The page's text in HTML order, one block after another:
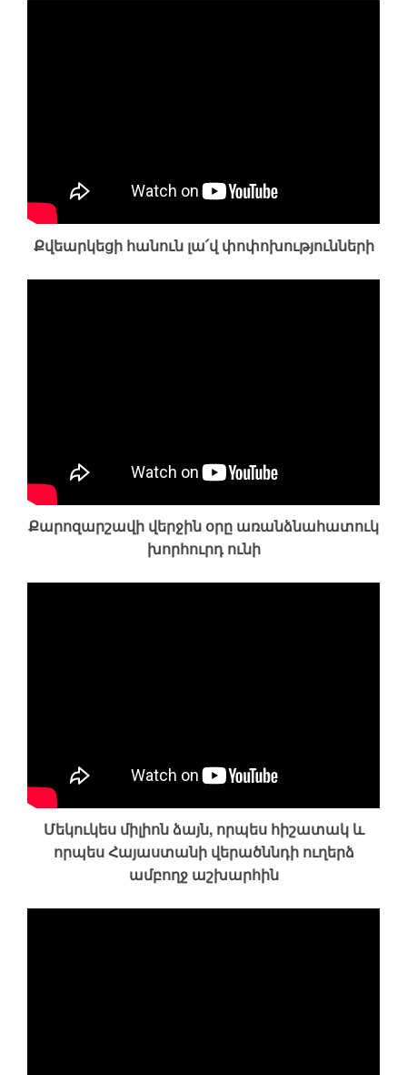
Քվեարկեցի հանուն լա՛վ փոփոխությունների
Քարոզարշավի վերջին օրը առանձնահատուկ
խորհուրդ ունի
Մեկուկես միլիոն ձայն, որպես հիշատակ և
որպես Հայաստանի վերածննդի ուղերձ
ամբողջ աշխարհին